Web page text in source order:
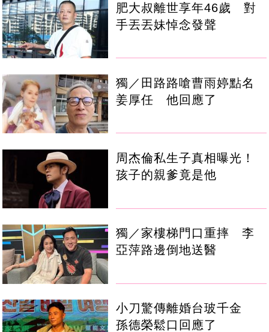
肥大叔離世享年46歲 對
手丟丟妹悼念發聲
獨／田路路嗆曹雨婷點名
姜厚任 他回應了
周杰倫私生子真相曝光！
孩子的親爹竟是他
獨／家樓梯門口重摔 李
亞萍路邊倒地送醫
小刀驚傳離婚台玻千金
孫德榮鬆口回應了